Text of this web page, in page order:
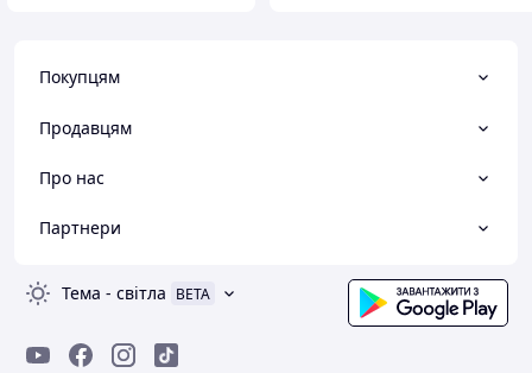
Універсальне рішення Plug&Play
Покупцям
Продавцям
Про нас
Партнери
Тема - світла BETA